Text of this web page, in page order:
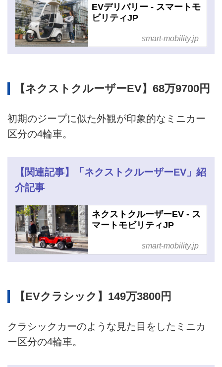
EVデリバリー - スマートモ
ビリティJP
smart-mobility.jp
【ネクストクルーザーEV】68万9700円
初期のジープに似た外観が印象的なミニカー
区分の4輪車。
【関連記事】「ネクストクルーザーEV」紹
介記事
ネクストクルーザーEV - ス
マートモビリティJP
smart-mobility.jp
【EVクラシック】149万3800円
クラシックカーのような見た目をしたミニカ
ー区分の4輪車。